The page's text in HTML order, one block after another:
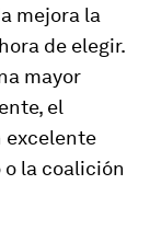
mejora la
de elegir.
mayor
el
excelente
la coalición